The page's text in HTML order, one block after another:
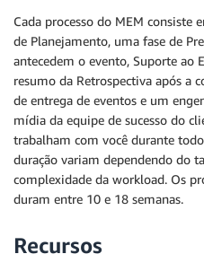
Cada processo do MEM consiste
de Planejamento, uma fase de
antecedem o evento, Suporte ao
resumo da Retrospectiva após a
de entrega de eventos e um
mídia da equipe de sucesso do
trabalham com você durante
duração variam dependendo do
complexidade da workload. Os
duram entre 10 e 18 semanas.
Recursos